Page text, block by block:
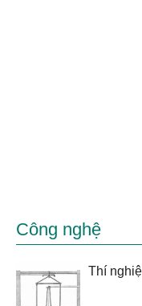
Công nghệ
Thí